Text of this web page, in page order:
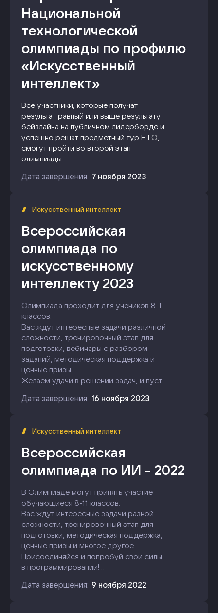
Национальной
технологической
олимпиады по профилю
«Искусственный
интеллект»
Все участники, которые получат
результат равный или выше результату
бейзлайна на публичном лидерборде и
успешно решат предметный тур НТО,
смогут пройти во второй этап
олимпиады.
Дата завершения: 7 ноября 2023
Искусственный интеллект
Всероссийская
олимпиада по
искусственному
интеллекту 2023
Олимпиада проходит для учеников 8-11
классов.
Вас ждут интересные задачи различной
сложности, тренировочный этап для
подготовки, вебинары с разбором
заданий, методическая поддержка и
ценные призы.
Желаем удачи в решении задач, и пусть
Дата завершения: 16 ноября 2023
Искусственный интеллект
Всероссийская
олимпиада по ИИ - 2022
В Олимпиаде могут принять участие
обучающиеся 8-11 классов.
Вас ждут интересные задачи разной
сложности, тренировочный этап для
подготовки, методическая поддержка,
ценные призы и многое другое.
Присоединяйся и попробуй свои силы
в программировании!
сильнейший!
Дата завершения: 9 ноября 2022